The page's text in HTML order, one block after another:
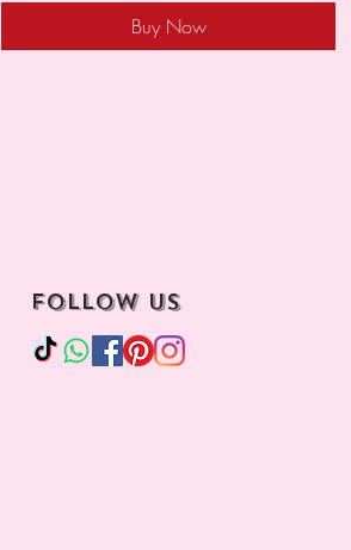
Buy Now
follow us